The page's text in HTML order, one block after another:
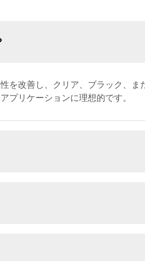
を改善し、クリア、ブラック、
プリケーションに理想的です。